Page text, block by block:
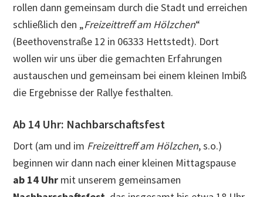
rollen dann gemeinsam durch die Stadt und erreichen
schließlich den „Freizeittreff am Hölzchen“
(Beethovenstraße 12 in 06333 Hettstedt). Dort
wollen wir uns über die gemachten Erfahrungen
austauschen und gemeinsam bei einem kleinen Imbiß
die Ergebnisse der Rallye festhalten.
Ab 14 Uhr: Nachbarschaftsfest
Dort (am und im Freizeittreff am Hölzchen, s.o.)
beginnen wir dann nach einer kleinen Mittagspause
ab 14 Uhr mit unserem gemeinsamen